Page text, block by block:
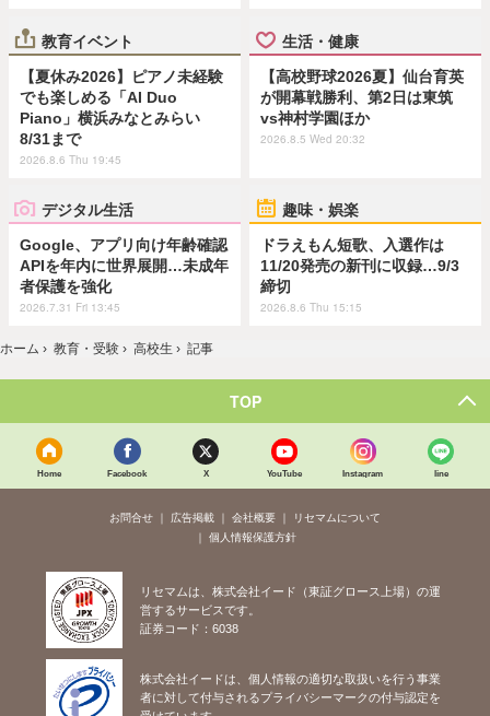
教育イベント
【夏休み2026】ピアノ未経験
でも楽しめる「AI Duo
Piano」横浜みなとみらい
8/31まで
2026.8.6 Thu 19:45
生活・健康
【高校野球2026夏】仙台育英
が開幕戦勝利、第2日は東筑
vs神村学園ほか
2026.8.5 Wed 20:32
デジタル生活
Google、アプリ向け年齢確認
APIを年内に世界展開…未成年
者保護を強化
2026.7.31 Fri 13:45
趣味・娯楽
ドラえもん短歌、入選作は
11/20発売の新刊に収録…9/3
締切
2026.8.6 Thu 15:15
ホーム › 教育・受験 › 高校生 › 記事
TOP
Home Facebook X YouTube Instagram line
お問合せ 広告掲載 会社概要
リセマムについて
個人情報保護方針
リセマムは、株式会社イード（東証グロース上場）の運
営するサービスです。
証券コード：6038
株式会社イードは、個人情報の適切な取扱いを行う事業
者に対して付与されるプライバシーマークの付与認定を